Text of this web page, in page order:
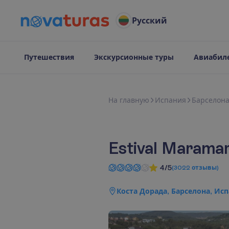
Русский
Путешествия Экскурсионные туры
На главную Испания Барселона
Estival
4/5(3022 отзывы)
Коста Дорада, Барселона,